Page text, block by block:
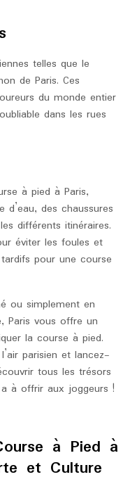
telles que le
de Paris. Ces
du monde entier
dans les rues
à pied à Paris,
d’eau, des chaussures
différents itinéraires.
éviter les foules et
pour une course
ou simplement en
Paris vous offre un
la course à pied.
parisien et lancez-
tous les trésors
à offrir aux joggeurs !
à Pied à
et Culture